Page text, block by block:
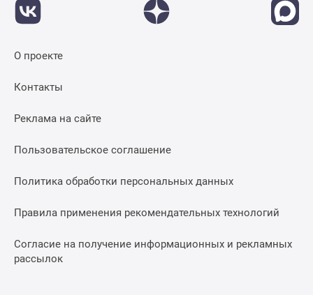
О проекте
Контакты
Реклама на сайте
Пользовательское соглашение
Политика обработки персональных данных
Правила применения рекомендательных технологий
Согласие на получение информационных и рекламных
рассылок